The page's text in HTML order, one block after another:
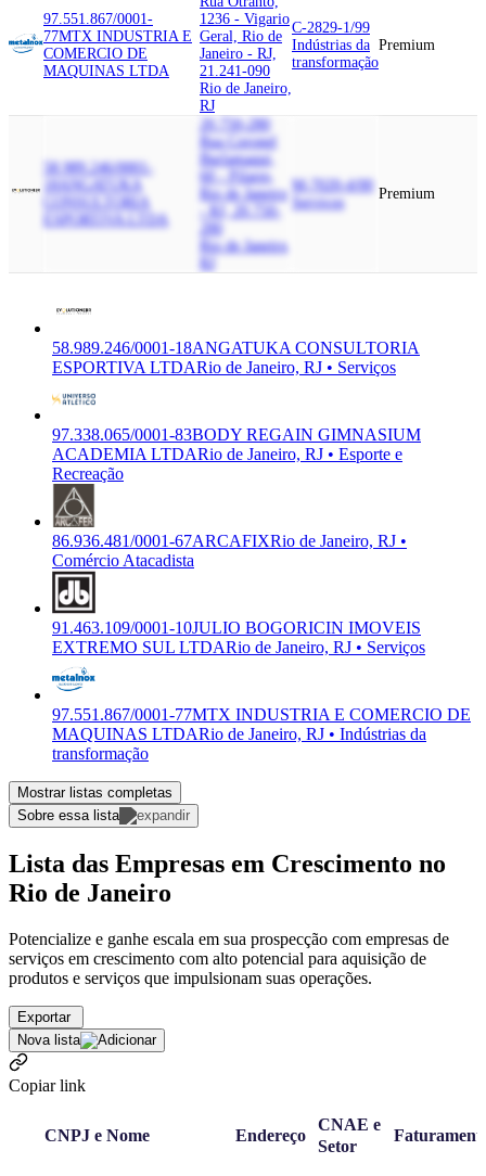
97.551.867/0001-
77MTX INDUSTRIA E
COMERCIO DE
MAQUINAS LTDA
1236 - Vigario
Geral, Rio de
Janeiro - RJ,
21.241-090
Rio de Janeiro,
RJ
C-2829-1/99
Indústrias da
transformação
Premium
58.989.246/0001-
ANGATUKA
CONSULTORIA
ESPORTIVA LTDA
20.750-280
Rua Coronel
Burlamaqui,
60 - Pilares,
Rio de Janeiro
- RJ, 20.750-
Rio de Janeiro,
M-7020-4/00
Serviços
Premium
58.989.246/0001-18ANGATUKA CONSULTORIA
ESPORTIVA LTDARio de Janeiro, RJ • Serviços
97.338.065/0001-83BODY REGAIN GIMNASIUM
ACADEMIA LTDARio de Janeiro, RJ • Esporte e
Recreação
86.936.481/0001-67ARCAFIXRio de Janeiro, RJ •
Comércio Atacadista
91.463.109/0001-10JULIO BOGORICIN IMOVEIS
EXTREMO SUL LTDARio de Janeiro, RJ • Serviços
97.551.867/0001-77MTX INDUSTRIA E COMERCIO DE
MAQUINAS LTDARio de Janeiro, RJ • Indústrias da
transformação
Mostrar listas completas
Sobre essa lista
Lista das Empresas em Crescimento no
Rio de Janeiro
Potencialize e ganhe escala em sua prospecção com empresas de
serviços em crescimento com alto potencial para aquisição de
produtos e serviços que impulsionam suas operações.
Exportar
Nova lista
Copiar link
CNPJ e Nome Endereço
CNAE e
Setor